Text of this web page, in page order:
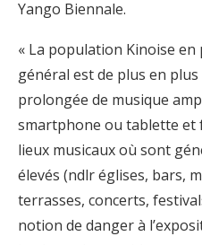
Yango Biennale.
« La population Kinoise
général est de plus en
prolongée de musique
smartphone ou tablette et
lieux musicaux où sont
élevés (ndlr églises, bars,
terrasses, concerts,
notion de danger à